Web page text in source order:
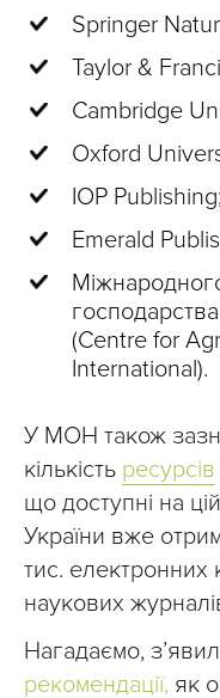
Springer
Taylor &
Cambridge
Oxford
IOP Publishing;
Emerald
(Centre for
International).
У МОН також
кількість ресурсів
що доступні на
України вже
тис. електронних
наукових
Нагадаємо,
рекомендації, як